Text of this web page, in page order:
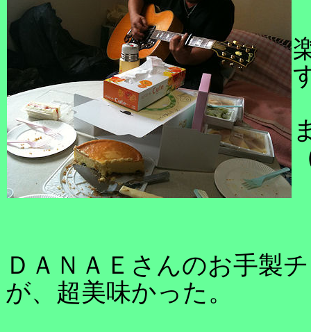
ＤＡＮＡＥさんのお手製
が、超美味かった。